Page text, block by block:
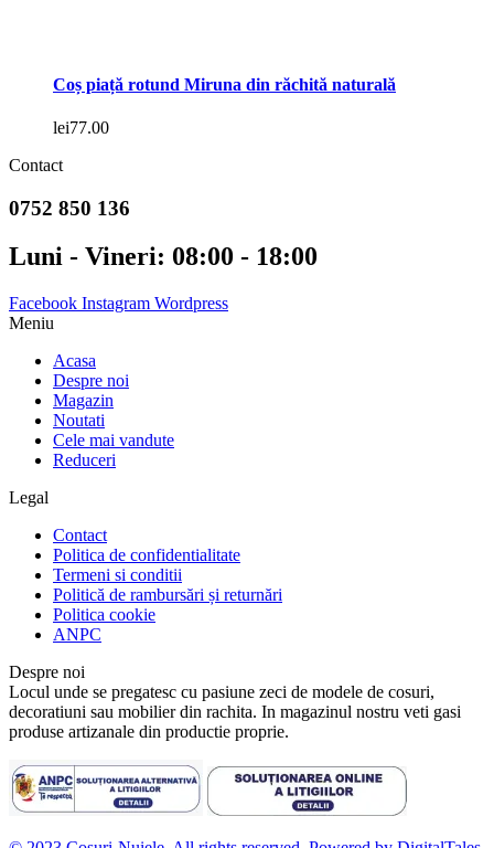
Coș piață rotund Miruna din răchită naturală
lei77.00
Contact
0752 850 136
Luni - Vineri: 08:00 - 18:00
Facebook Instagram Wordpress
Meniu
Acasa
Despre noi
Magazin
Noutati
Cele mai vandute
Reduceri
Legal
Contact
Politica de confidentialitate
Termeni si conditii
Politică de rambursări și returnări
Politica cookie
ANPC
Despre noi
Locul unde se pregatesc cu pasiune zeci de modele de cosuri,
decoratiuni sau mobilier din rachita. In magazinul nostru veti gasi
produse artizanale din productie proprie.